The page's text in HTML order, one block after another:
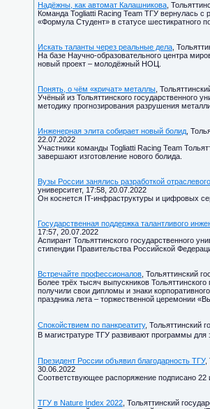
Надёжны, как автомат Калашникова ,
Команда Togliatti Racing Team ТГУ вернулась с
«Формула Студент» в статусе шестикратного
Искать таланты через реальные дела ,
На базе Научно-образовательного центра
новый проект – молодёжный НОЦ.
Понять, о чём «кричат» металлы ,
Учёный из Тольяттинского государственного
методику прогнозирования разрушения
Инженерная элита собирает новый болид ,
22.07.2022
Участники команды Togliatti Racing Team
завершают изготовление нового болида.
Вузы России занялись разработкой
университет, 17:58, 20.07.2022
Он коснется IT-инфраструктуры и цифровых
Государственная поддержка талантливого
17:57, 20.07.2022
Аспирант Тольяттинского государственного
стипендии Правительства Российской
Встречайте профессионалов , Тольяттинский
Более трёх тысяч выпускников
получили свои дипломы и знаки
праздника лета – торжественной церемонии
Спокойствием по панкреатиту, Тольяттинский
В магистратуре ТГУ развивают программы для
Президент России объявил благодарность ТГУ,
30.06.2022
Соответствующее распоряжение подписано 22
ТГУ в Nature Index 2022 , Тольяттинский